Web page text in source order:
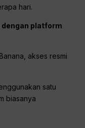
hari.
dengan platform
akses resmi
satu
biasanya